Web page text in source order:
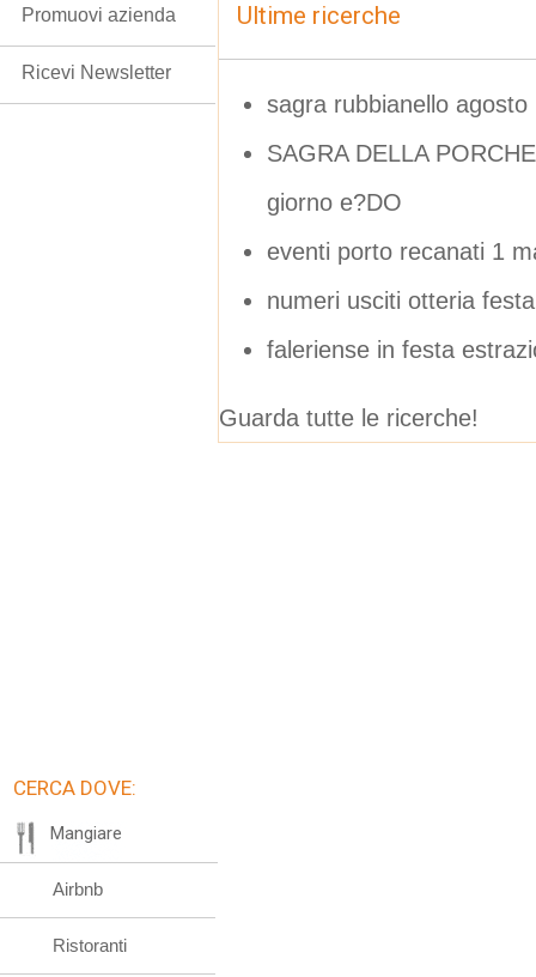
Ultime ricerche
sagra rubbianello agosto
SAGRA DELLA
giorno e?DO
eventi porto recanati 1
numeri usciti otteria
faleriense in festa
Guarda tutte le ricerche!
Promuovi azienda
Ricevi Newsletter
CERCA DOVE:
Mangiare
Airbnb
Ristoranti